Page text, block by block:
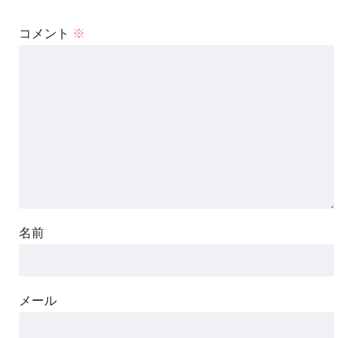
コメント ※
名前
メール